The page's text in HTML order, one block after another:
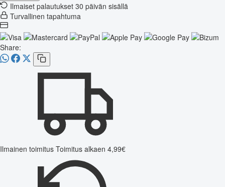
Ilmaiset palautukset 30 päivän sisällä
Turvallinen tapahtuma
Share:
Ilmainen toimitus Toimitus alkaen 4,99€